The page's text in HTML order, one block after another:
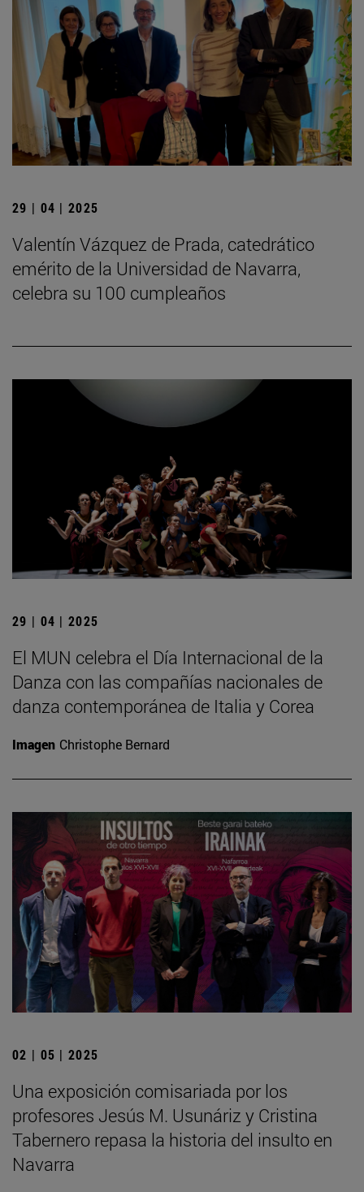
29 | 04 | 2025
Valentín Vázquez de Prada, catedrático
emérito de la Universidad de Navarra,
celebra su 100 cumpleaños
29 | 04 | 2025
El MUN celebra el Día Internacional de la
Danza con las compañías nacionales de
danza contemporánea de Italia y Corea
Imagen Christophe Bernard
02 | 05 | 2025
Una exposición comisariada por los
profesores Jesús M. Usunáriz y Cristina
Tabernero repasa la historia del insulto en
Navarra